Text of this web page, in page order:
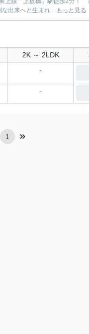
出来へと生まれ... もっと見る
2K ～ 2LDK
-
-
1